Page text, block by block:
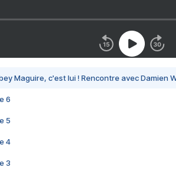
Maguire, c'est lui ! Rencontre avec Damien
6
5
4
3